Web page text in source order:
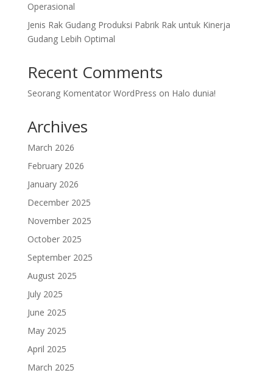
Operasional
Jenis Rak Gudang Produksi Pabrik Rak untuk Kinerja
Gudang Lebih Optimal
Recent Comments
Seorang Komentator WordPress on Halo dunia!
Archives
March 2026
February 2026
January 2026
December 2025
November 2025
October 2025
September 2025
August 2025
July 2025
June 2025
May 2025
April 2025
March 2025